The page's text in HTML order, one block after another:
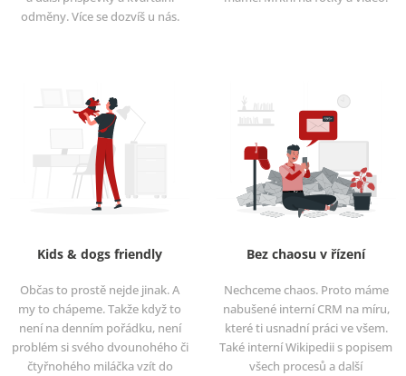
odměny. Více se dozvíš u nás.
Kids & dogs friendly
Občas to prostě nejde jinak. A
my to chápeme. Takže když to
není na denním pořádku, není
problém si svého dvounohého či
čtyřnohého miláčka vzít do
Bez chaosu v řízení
Nechceme chaos. Proto máme
nabušené interní CRM na míru,
které ti usnadní práci ve všem.
Také interní Wikipedii s popisem
všech procesů a další